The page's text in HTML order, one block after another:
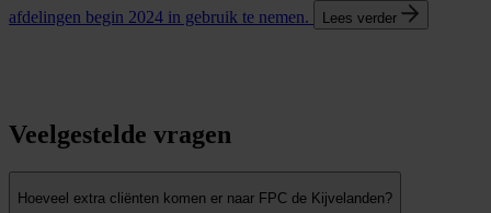
afdelingen begin 2024 in gebruik te nemen.
Lees verder
Veelgestelde vragen
Hoeveel extra cliënten komen er naar FPC de Kijvelanden?